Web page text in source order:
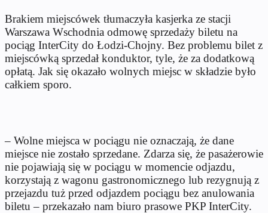
Brakiem miejscówek tłumaczyła kasjerka ze stacji
Warszawa Wschodnia odmowę sprzedaży biletu na
pociąg InterCity do Łodzi-Chojny. Bez problemu bilet z
miejscówką sprzedał konduktor, tyle, że za dodatkową
opłatą. Jak się okazało wolnych miejsc w składzie było
całkiem sporo.
– Wolne miejsca w pociągu nie oznaczają, że dane
miejsce nie zostało sprzedane. Zdarza się, że pasażerowie
nie pojawiają się w pociągu w momencie odjazdu,
korzystają z wagonu gastronomicznego lub rezygnują z
przejazdu tuż przed odjazdem pociągu bez anulowania
biletu – przekazało nam biuro prasowe PKP InterCity.